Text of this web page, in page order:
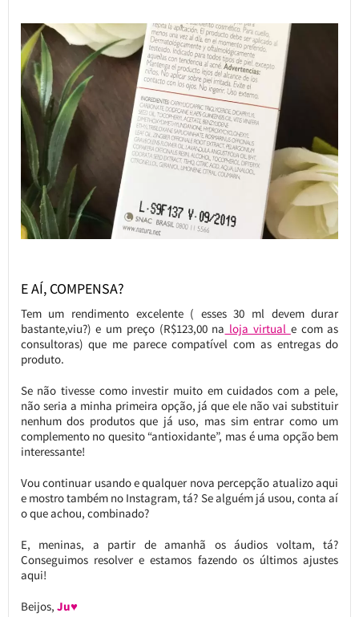
E AÍ, COMPENSA?
Tem um rendimento excelente ( esses 30 ml devem durar
bastante,viu?) e um preço (R$123,00 na loja virtual e com as
consultoras) que me parece compatível com as entregas do
produto.
Se não tivesse como investir muito em cuidados com a pele,
não seria a minha primeira opção, já que ele não vai substituir
nenhum dos produtos que já uso, mas sim entrar como um
complemento no quesito “antioxidante”, mas é uma opção bem
interessante!
Vou continuar usando e qualquer nova percepção atualizo aqui
e mostro também no Instagram, tá? Se alguém já usou, conta aí
o que achou, combinado?
E, meninas, a partir de amanhã os áudios voltam, tá?
Conseguimos resolver e estamos fazendo os últimos ajustes
aqui!
Beijos, Ju♥